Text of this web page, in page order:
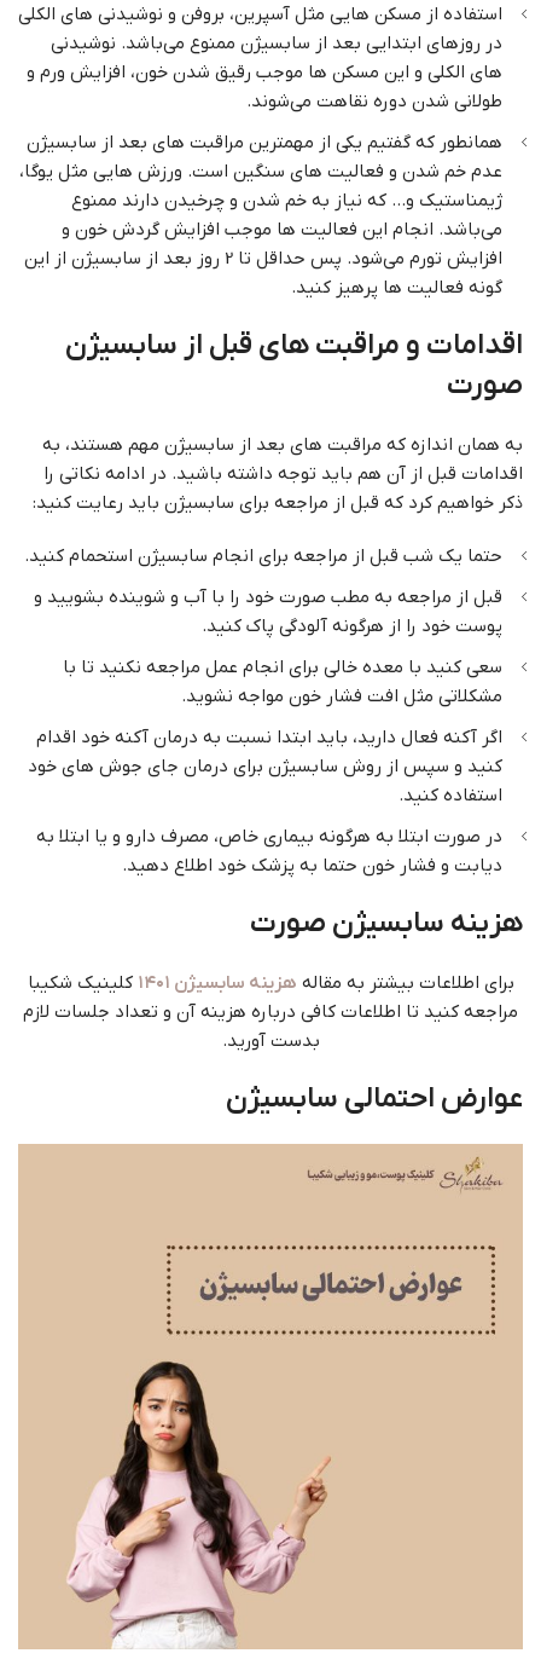
استفاده از مسکن هایی مثل آسپرین، بروفن و نوشیدنی های الکلی
در روزهای ابتدایی بعد از سابسیژن ممنوع می‌باشد. نوشیدنی
های الکلی و این مسکن ها موجب رقیق شدن خون، افزایش ورم و
طولانی شدن دوره نقاهت می‌شوند.
همانطور که گفتیم یکی از مهمترین مراقبت های بعد از سابسیژن
عدم خم شدن و فعالیت های سنگین است. ورزش هایی مثل یوگا،
ژیمناستیک و… که نیاز به خم شدن و چرخیدن دارند ممنوع
می‌باشد. انجام این فعالیت ها موجب افزایش گردش خون و
افزایش تورم می‌شود. پس حداقل تا 2 روز بعد از سابسیژن از این
گونه فعالیت ها پرهیز کنید.
اقدامات و مراقبت های قبل از سابسیژن
صورت
به همان اندازه که مراقبت های بعد از سابسیژن مهم هستند، به
اقدامات قبل از آن هم باید توجه داشته باشید. در ادامه نکاتی را
ذکر خواهیم کرد که قبل از مراجعه برای سابسیژن باید رعایت کنید:
حتما یک شب قبل از مراجعه برای انجام سابسیژن استحمام کنید.
قبل از مراجعه به مطب صورت خود را با آب و شوینده بشویید و
پوست خود را از هرگونه آلودگی پاک کنید.
سعی کنید با معده خالی برای انجام عمل مراجعه نکنید تا با
مشکلاتی مثل افت فشار خون مواجه نشوید.
اگر آکنه فعال دارید، باید ابتدا نسبت به درمان آکنه خود اقدام
کنید و سپس از روش سابسیژن برای درمان جای جوش های خود
استفاده کنید.
در صورت ابتلا به هرگونه بیماری خاص، مصرف دارو و یا ابتلا به
دیابت و فشار خون حتما به پزشک خود اطلاع دهید.
هزینه سابسیژن صورت
برای اطلاعات بیشتر به مقاله هزینه سابسیژن ۱۴۰۱
کلینیک شکیبا
مراجعه کنید تا اطلاعات کافی درباره هزینه آن و تعداد جلسات لازم
بدست آورید.
عوارض احتمالی سابسیژن